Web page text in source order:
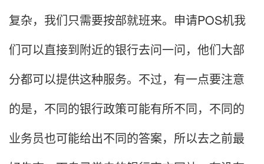
复杂，我们只需要按部就班来。申请POS机我
们可以直接到附近的银行去问一问，他们大部
分都可以提供这种服务。不过，有一点要注意
的是，不同的银行政策可能有所不同，不同的
业务员也可能给出不同的答案，所以去之前最